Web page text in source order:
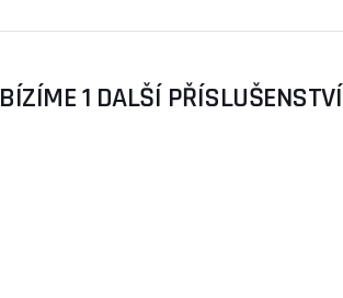
1 DALŠÍ PŘÍSLUŠENSTVÍ